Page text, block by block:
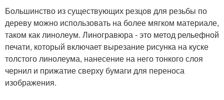
Большинство из существующих резцов для резьбы по
дереву можно использовать на более мягком материале,
таком как линолеум. Линогравюра - это метод рельефной
печати, который включает вырезание рисунка на куске
толстого линолеума, нанесение на него тонкого слоя
чернил и прижатие сверху бумаги для переноса
изображения.